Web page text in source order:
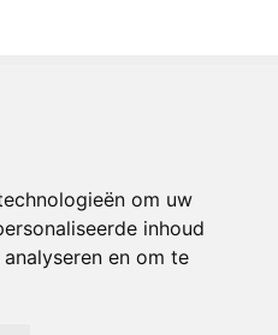
om uw
inhoud
en om te
en opgenomen in